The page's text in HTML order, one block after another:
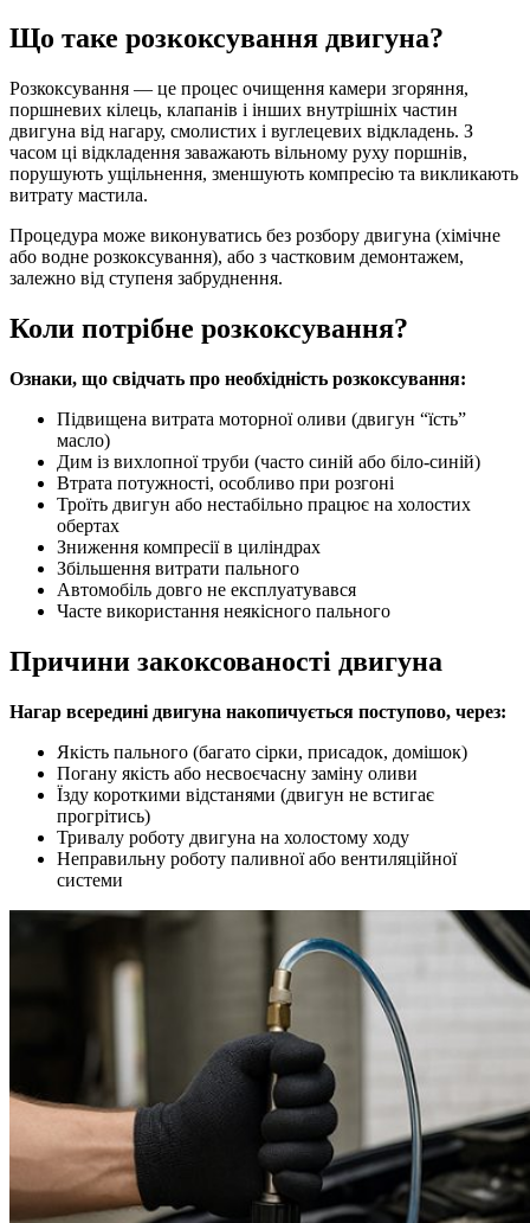
Що таке розкоксування двигуна?
Розкоксування — це процес очищення камери згоряння,
поршневих кілець, клапанів і інших внутрішніх частин
двигуна від нагару, смолистих і вуглецевих відкладень. З
часом ці відкладення заважають вільному руху поршнів,
порушують ущільнення, зменшують компресію та викликають
витрату мастила.
Процедура може виконуватись без розбору двигуна (хімічне
або водне розкоксування), або з частковим демонтажем,
залежно від ступеня забруднення.
Коли потрібне розкоксування?
Ознаки, що свідчать про необхідність розкоксування:
Підвищена витрата моторної оливи (двигун “їсть”
масло)
Дим із вихлопної труби (часто синій або біло-синій)
Втрата потужності, особливо при розгоні
Троїть двигун або нестабільно працює на холостих
обертах
Зниження компресії в циліндрах
Збільшення витрати пального
Автомобіль довго не експлуатувався
Часте використання неякісного пального
Причини закоксованості двигуна
Нагар всередині двигуна накопичується поступово, через:
Якість пального (багато сірки, присадок, домішок)
Погану якість або несвоєчасну заміну оливи
Їзду короткими відстанями (двигун не встигає
прогрітись)
Тривалу роботу двигуна на холостому ходу
Неправильну роботу паливної або вентиляційної
системи